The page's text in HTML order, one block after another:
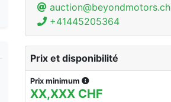
auction@beyondmotors.ch
+41445205364
Prix et disponibilité
Prix minimum
XX,XXX CHF